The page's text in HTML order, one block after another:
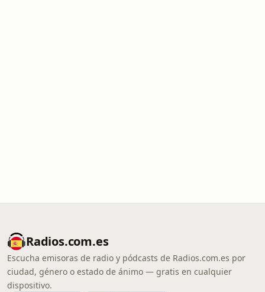
Radios.com.es
Escucha emisoras de radio y pódcasts de Radios.com.es por
ciudad, género o estado de ánimo — gratis en cualquier
dispositivo.